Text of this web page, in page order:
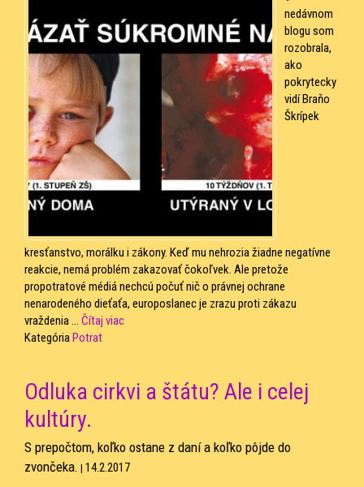
nedávnom
blogu som
rozobrala,
ako
pokrytecky
vidí Braňo
Škrípek
kresťanstvo, morálku i zákony. Keď mu nehrozia žiadne negatívne
reakcie, nemá problém zakazovať čokoľvek. Ale pretože
propotratové médiá nechcú počuť nič o právnej ochrane
nenarodeného dieťaťa, europoslanec je zrazu proti zákazu
vraždenia ... Čítaj viac
KategóriaPotrat
Odluka cirkvi a štátu? Ale i celej
kultúry.
S prepočtom, koľko ostane z daní a koľko pôjde do
zvončeka. | 14.2.2017